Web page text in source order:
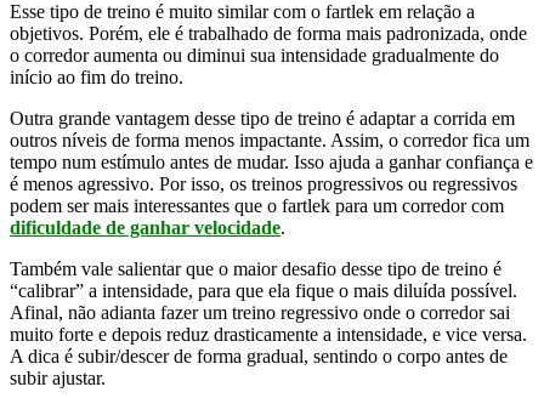
Esse tipo de treino é muito similar com o fartlek em relação a
objetivos. Porém, ele é trabalhado de forma mais padronizada, onde
o corredor aumenta ou diminui sua intensidade gradualmente do
início ao fim do treino.
Outra grande vantagem desse tipo de treino é adaptar a corrida em
outros níveis de forma menos impactante. Assim, o corredor fica um
tempo num estímulo antes de mudar. Isso ajuda a ganhar confiança e
é menos agressivo. Por isso, os treinos progressivos ou regressivos
podem ser mais interessantes que o fartlek para um corredor com
dificuldade de ganhar velocidade.
Também vale salientar que o maior desafio desse tipo de treino é
“calibrar” a intensidade, para que ela fique o mais diluída possível.
Afinal, não adianta fazer um treino regressivo onde o corredor sai
muito forte e depois reduz drasticamente a intensidade, e vice versa.
A dica é subir/descer de forma gradual, sentindo o corpo antes de
subir ajustar.